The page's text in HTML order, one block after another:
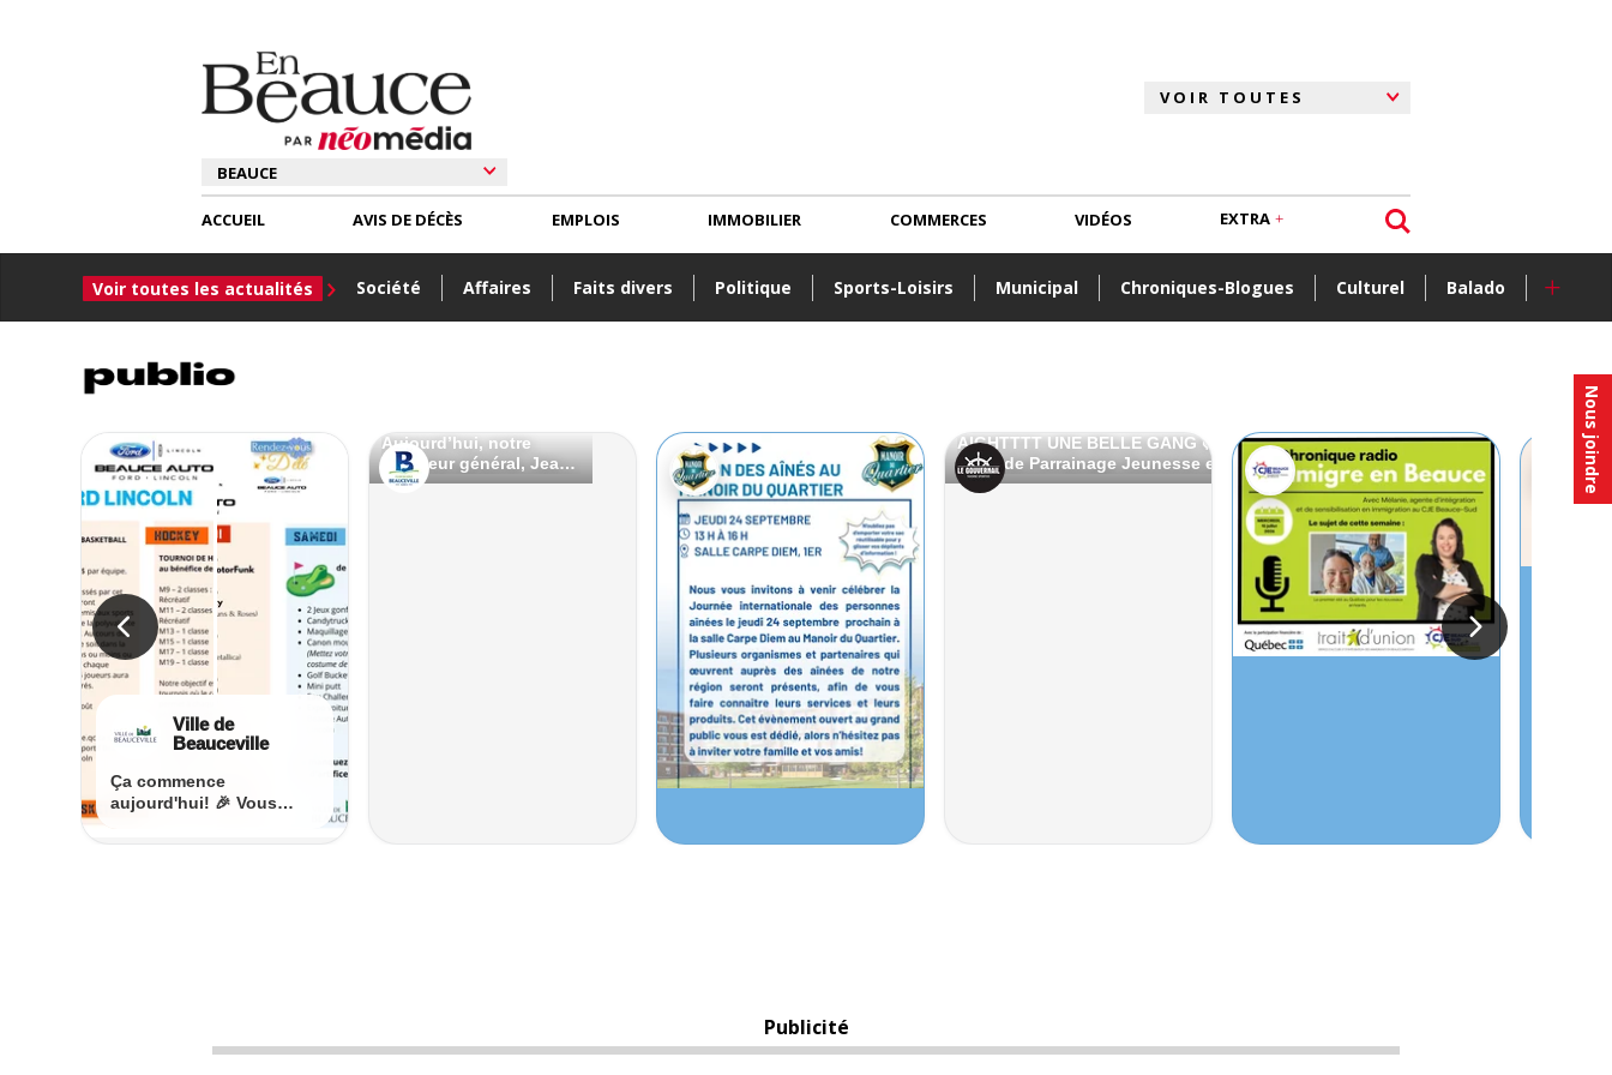
Nous joindre
ACCUEIL
Voir toutes les actualités Société Affaires Faits divers Politique Sports-Loisirs Municipal Chroniques-Blogues Culturel Balado +
AVIS DE DÉCÈS EMPLOIS IMMOBILIER COMMERCES VIDÉOS EXTRA
Publicité